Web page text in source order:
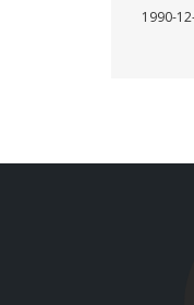
1990-